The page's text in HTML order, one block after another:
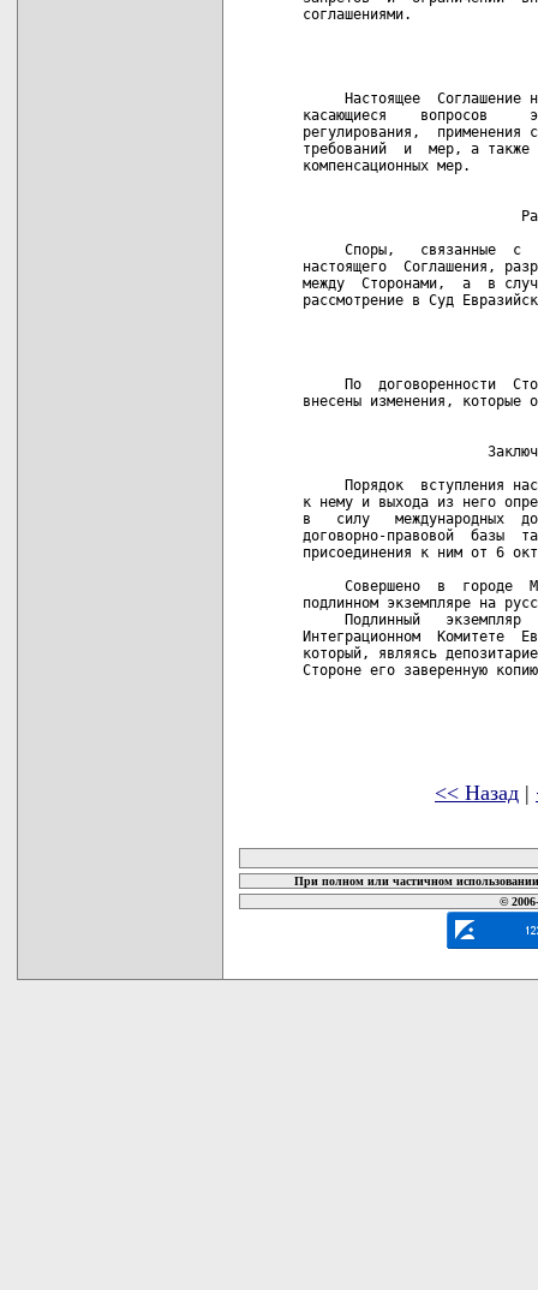
<< Назад |
При полном или частичном
©